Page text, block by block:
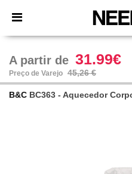
× App Needen
Melhores preços na app!
A partir de 31.99€
Preço de Varejo 45,26 €
B&C BC363 - Aquecedor